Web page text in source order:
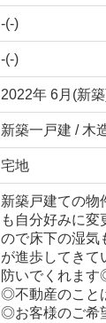
-(-)
-(-)
2022年 6月(新
新築一戸建 / 木
宅地
新築戸建ての物
も自分好みに
ので床下の湿
が進歩してきて
防いでくれま
◎不動産のこと
◎お客様のご希